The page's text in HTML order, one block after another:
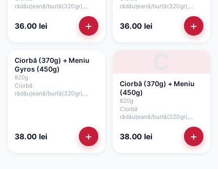
rădăuțeană/burtă(320gr),
grecească (100gr),
cașcaval(50gr), carne gyros
pui/porc/mixt(80gr), maioneză
36.00 lei +
rădăuțeană/burtă(320gr),
grecească (100gr), carne
gyros pui/porc/mixt(80gr),
36.00 lei +
Ciorbă (370g) + Meniu
Gyros (450g)
820g
Ciorbă
rădăuțeană/burtă(320gr),
varză(60gr), roșii(35gr),
ceapă(15gr), tzatziki (50gr)
38.00 lei +
Ciorbă (370g) + Meniu
(450g)
820g
Ciorbă
rădăuțeană/burtă(320gr),
prăjiți(100gr), crispy de
pui(100gr), salată varză(60gr),
38.00 lei +